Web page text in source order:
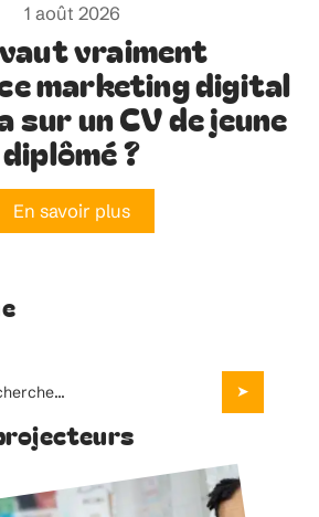
1 août 2026
vraiment
marketing digital
sur un CV de jeune
diplômé ?
En savoir plus